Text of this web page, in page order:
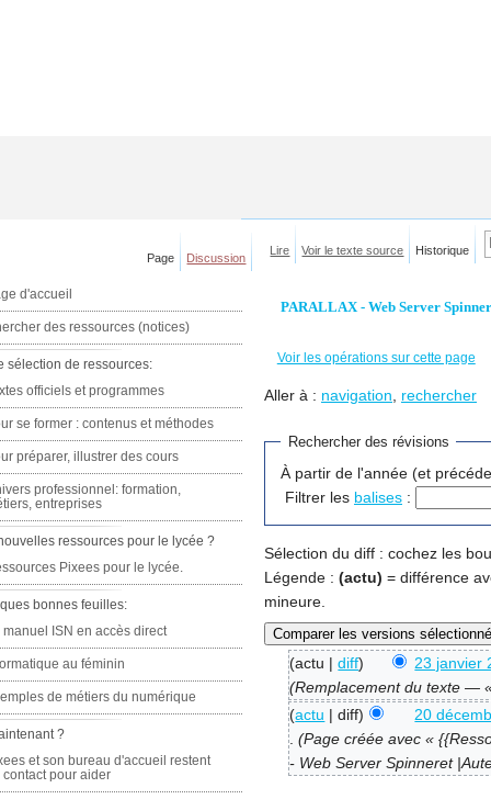
PARALLAX - Web Server
Voir les opérations sur cette page
Aller à : navigation, rechercher
Rechercher des révisions
À partir de l'année (et
Filtrer les balises :
Sélection du diff : cochez les
Légende : (actu) = différence
mineure.
(actu |diff)
23 janvier
(Remplacement du texte —
(actu | diff)
20
. (Page créée avec «
- Web Server Spinneret
Page Discussion
Lire Voir le texte source Historique
d'accueil
des ressources (notices)
sélection de ressources:
officiels et programmes
se former : contenus et méthodes
préparer, illustrer des cours
professionnel: formation,
entreprises
ressources pour le lycée ?
Pixees pour le lycée.
bonnes feuilles:
manuel ISN en accès direct
au féminin
de métiers du numérique
?
et son bureau d'accueil restent
contact pour aider